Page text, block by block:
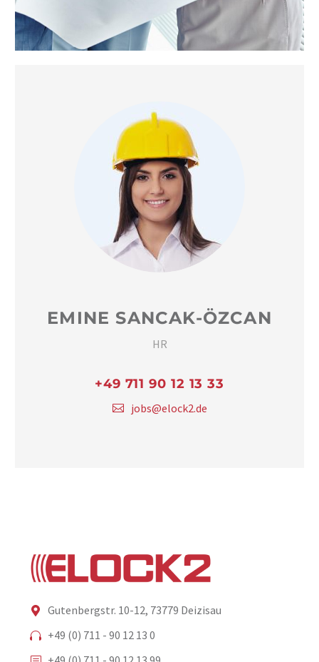
EMINE SANCAK-ÖZCAN
HR
+49 711 90 12 13 33
jobs@elock2.de
Gutenbergstr. 10-12, 73779 Deizisau
+49 (0) 711 - 90 12 13 0